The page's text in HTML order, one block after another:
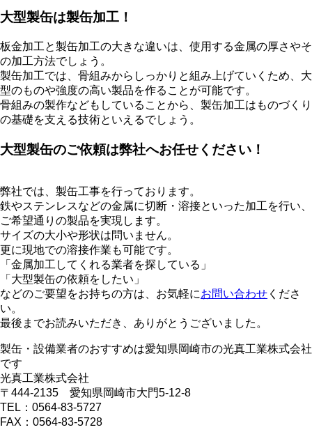
大型製缶は製缶加工！
板金加工と製缶加工の大きな違いは、使用する金属の厚さやそ
の加工方法でしょう。
製缶加工では、骨組みからしっかりと組み上げていくため、大
型のものや強度の高い製品を作ることが可能です。
骨組みの製作などもしていることから、製缶加工はものづくり
の基礎を支える技術といえるでしょう。
大型製缶のご依頼は弊社へお任せください！
弊社では、製缶工事を行っております。
鉄やステンレスなどの金属に切断・溶接といった加工を行い、
ご希望通りの製品を実現します。
サイズの大小や形状は問いません。
更に現地での溶接作業も可能です。
「金属加工してくれる業者を探している」
「大型製缶の依頼をしたい」
などのご要望をお持ちの方は、お気軽にお問い合わせ くださ
い。
最後までお読みいただき、ありがとうございました。
製缶・設備業者のおすすめは愛知県岡崎市の光真工業株式会社
です
光真工業株式会社
〒444-2135 愛知県岡崎市大門5-12-8
TEL：0564-83-5727
FAX：0564-83-5728